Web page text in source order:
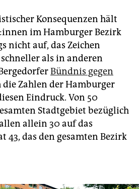
Konsequenzen hält
im Hamburger Bezirk
nicht auf, das Zeichen
als in anderen
Bündnis gegen
die Zahlen der Hamburger
Eindruck. Von 50
Stadtgebiet bezüglich
allein 30 auf das
43, das den gesamten Bezirk